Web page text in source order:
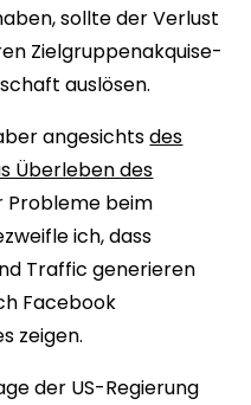
sollte der Verlust
Zielgruppenakquise-
auslösen.
angesichtsdes
Überleben des
Probleme beim
ich, dass
Traffic generieren
Facebook
zeigen.
der US-Regierung